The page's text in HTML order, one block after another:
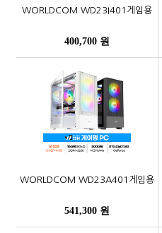
WORLDCOM WD23I401게임용
400,700 원
WORLDCOM WD23A401게임용
541,300 원